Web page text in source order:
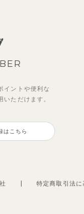
トップス＆ショートパ
トップス&ショートパ
イントや便利な
いただけます。
はこちら
特定商取引法